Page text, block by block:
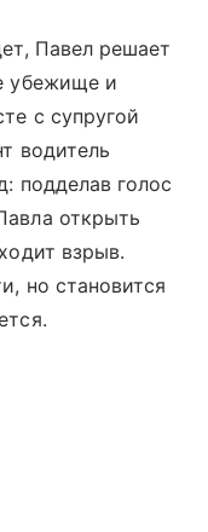
Павел решает
убежище и
с супругой
водитель
подделав голос
открыть
взрыв.
но становится